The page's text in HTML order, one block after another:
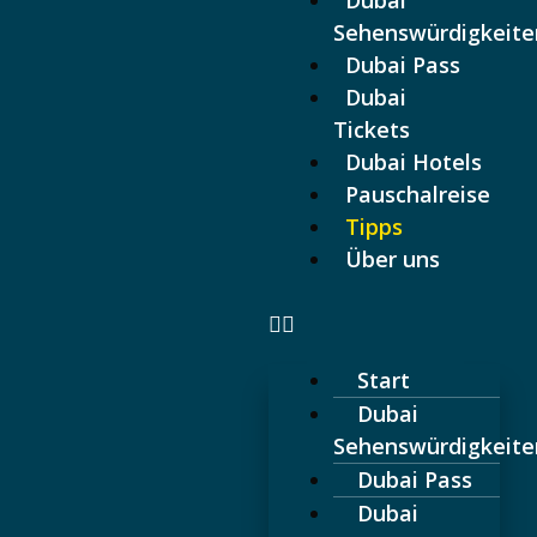
Dubai Pass
Dubai
Tickets
Dubai Hotels
Pauschalreise
Tipps
Über uns
Start
Dubai
Dubai Pass
Dubai
Code "AFFGOALL"